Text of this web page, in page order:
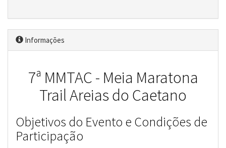
Informações
7ª MMTAC - Meia Maratona
Trail Areias do Caetano
Objetivos do Evento e Condições de
Participação